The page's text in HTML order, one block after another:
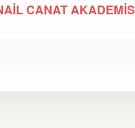
CANAT